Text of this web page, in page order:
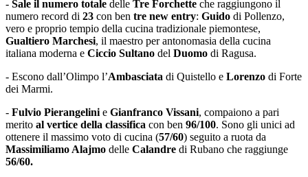
- Sale il numero totale delle Tre Forchette che raggiungono il
numero record di 23 con ben tre new entry: Guido di Pollenzo,
vero e proprio tempio della cucina tradizionale piemontese,
Gualtiero Marchesi, il maestro per antonomasia della cucina
italiana moderna e Ciccio Sultano del Duomo di Ragusa.
- Escono dall’Olimpo l’Ambasciata di Quistello e Lorenzo di Forte
dei Marmi.
- Fulvio Pierangelini e Gianfranco Vissani, compaiono a pari
merito al vertice della classifica con ben 96/100. Sono gli unici ad
ottenere il massimo voto di cucina (57/60) seguito a ruota da
Massimiliamo Alajmo delle Calandre di Rubano che raggiunge
56/60.